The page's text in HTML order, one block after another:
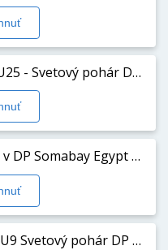
Návrh na rozhodnutie Rady U25 - Svetový pohár DP Egypt marec 2026.pdf
uznesenie VSDP U9 -2026 SP v DP Somabay Egypt marec 2026.pdf
Návrh na rozhodnutie VSDP U9 Svetový pohár DP Somabay Egypt 2026.pdf